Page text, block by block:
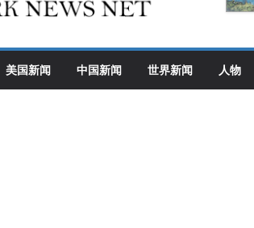
美国新闻 中国新闻 世界新闻 人物